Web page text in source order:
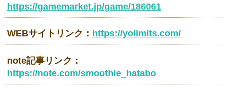
https://gamemarket.jp/game/186061
WEBサイトリンク： https://yolimits.com/
note記事リンク：
https://note.com/smoothie_hatabo